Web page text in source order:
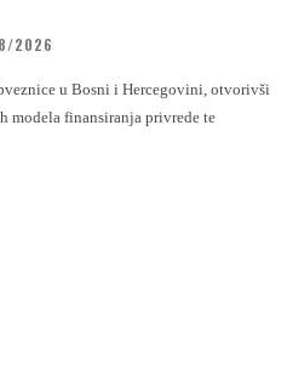
2026
u Bosni i Hercegovini, otvorivši
modela finansiranja privrede te